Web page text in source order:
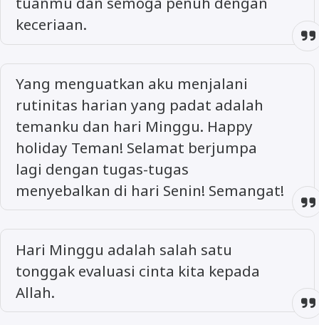
keceriaan.
Yang menguatkan aku menjalani
rutinitas harian yang padat adalah
temanku dan hari Minggu. Happy
holiday Teman! Selamat berjumpa
lagi dengan tugas-tugas
menyebalkan di hari Senin! Semangat!
Hari Minggu adalah salah satu
tonggak evaluasi cinta kita kepada
Allah.